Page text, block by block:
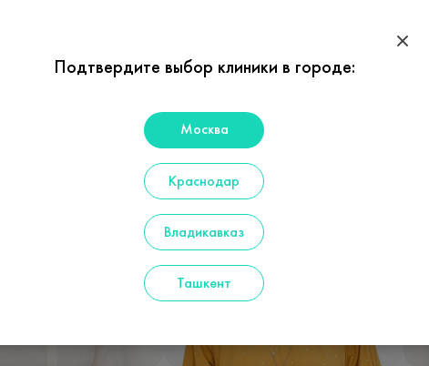
цефалголог
на прием
кандидат медицинских
наук
Записаться на прием
Подтвердите выбор клиники в городе:
Москва
Краснодар
Владикавказ
Ташкент